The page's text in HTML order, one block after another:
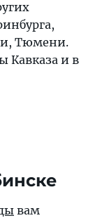
Тюмени.
Кавказа и в
вам